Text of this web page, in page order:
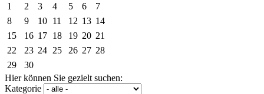
1
2 3 4 5 6
7
8
9 10 11 12 13 14
15
16 17 18 19 20 21
22
23 24 25 26 27 28
29
30
Hier können Sie gezielt suchen:
Kategorie